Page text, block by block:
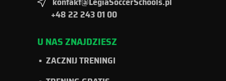
+48 22 243 01 00
U NAS ZNAJDZIESZ
ZACZNIJ TRENINGI